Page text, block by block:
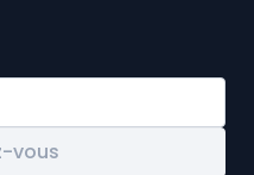
vous